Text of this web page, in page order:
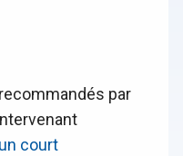
par
court